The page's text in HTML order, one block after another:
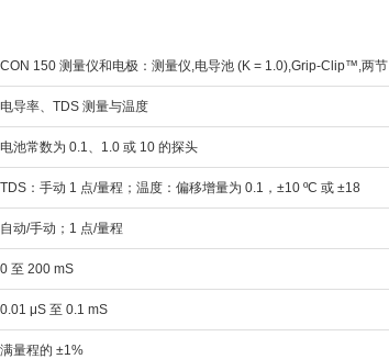
CON 150 测量仪和电极：测量仪,电导池 (K = 1.0),Grip-Clip™,两节
电导率、TDS 测量与温度
电池常数为 0.1、1.0 或 10 的探头
TDS：手动 1 点/量程；温度：偏移增量为 0.1，±10 ºC 或 ±18
自动/手动；1 点/量程
0 至 200 mS
0.01 μS 至 0.1 mS
满量程的 ±1%